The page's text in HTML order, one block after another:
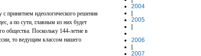
с принятием идеологического решения
а по сути, главным из них будет
общества. Поскольку 144-летие в
то ведущим классом нашего
2004
2005
2006
2007